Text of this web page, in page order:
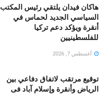
هاكان فيدان يلتقي رئيس المكتب
السياسي الجديد لحماس في
أنقرة ويؤكد دعم تركيا
للفلسطينيين
أغسطس 7, 2026
توقيع مرتقب لاتفاق دفاعي بين
الرياض وأنقرة وإسلام آباد فى